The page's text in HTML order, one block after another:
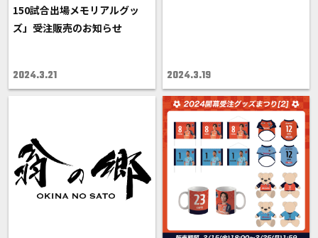
150試合出場メモリアルグッ
ズ」受注販売のお知らせ
2024.3.21 2024.3.19